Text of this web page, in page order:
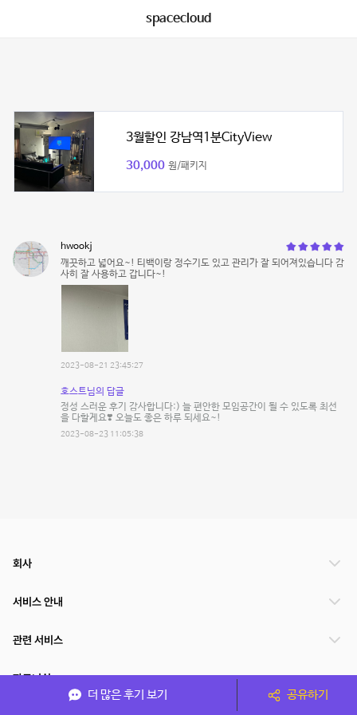
spacecloud
3월할인 강남역1분CityView
30,000 원/패키지
hwookj
깨끗하고 넓어요~! 티백이랑 정수기도 있고 관리가 잘 되어져있습니다 감
사히 잘 사용하고 갑니다~!
2023-08-21 23:45:27
호스트님의 답글
정성 스러운 후기 감사합니다:) 늘 편안한 모임공간이 될 수 있도록 최선
을 다할게요❣️ 오늘도 좋은 하루 되세요~!
2023-08-23 11:05:38
더 많은 후기 보기 공유하기
회사
서비스 안내
관련 서비스
파트너쉽